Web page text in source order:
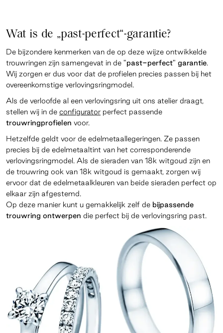
Wat is de „past-perfect“-garantie?
De bijzondere kenmerken van de op deze wijze ontwikkelde
trouwringen zijn samengevat in de "past-perfect" garantie.
Wij zorgen er dus voor dat de profielen precies passen bij het
overeenkomstige verlovingsringmodel.
Als de verloofde al een verlovingsring uit ons atelier draagt,
stellen wij in de configurator perfect passende
trouwringprofielen voor.
Hetzelfde geldt voor de edelmetaallegeringen. Ze passen
precies bij de edelmetaaltint van het corresponderende
verlovingsringmodel. Als de sieraden van 18k witgoud zijn en
de trouwring ook van 18k witgoud is gemaakt, zorgen wij
ervoor dat de edelmetaalkleuren van beide sieraden perfect op
elkaar zijn afgestemd.
Op deze manier kunt u gemakkelijk zelf de bijpassende
trouwring ontwerpen die perfect bij de verlovingsring past.